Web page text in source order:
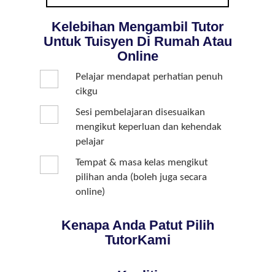
Kelebihan Mengambil Tutor
Untuk Tuisyen Di Rumah Atau
Online
Pelajar mendapat perhatian penuh
cikgu
Sesi pembelajaran disesuaikan
mengikut keperluan dan kehendak
pelajar
Tempat & masa kelas mengikut
pilihan anda (boleh juga secara
online)
Kenapa Anda Patut Pilih
TutorKami